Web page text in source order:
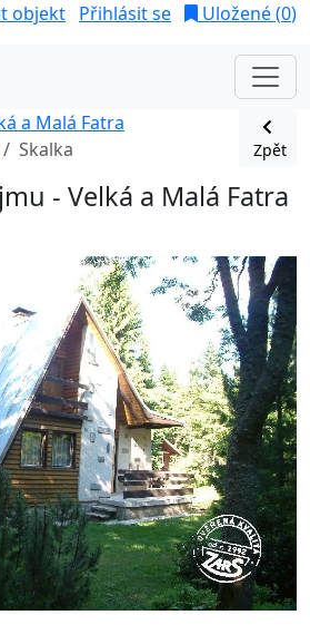
objekt Přihlásit se Uložené (0)
a Malá Fatra
Skalka Zpět
- Velká a Malá Fatra